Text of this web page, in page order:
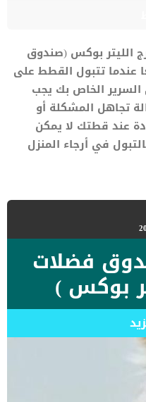
الليتر بوكس (صندوق
عندما تتبول القطط على
السرير الخاص بك يجب
تجاهل المشكلة أو
عند قطتك لا يمكن
في أرجاء المنزل
فضلات
بوكس )